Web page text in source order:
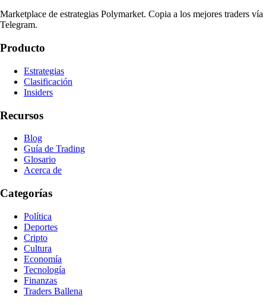
Marketplace de estrategias Polymarket. Copia a los mejores traders vía
Telegram.
Producto
Estrategias
Clasificación
Insiders
Recursos
Blog
Guía de Trading
Glosario
Acerca de
Categorías
Política
Deportes
Cripto
Cultura
Economía
Tecnología
Finanzas
Traders Ballena